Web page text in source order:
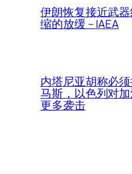
伊朗恢复接近武
缩的放缓 – IAEA
内塔尼亚胡称必
马斯，以色列对
更多袭击